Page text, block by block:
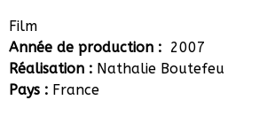
Film
Année de production : 2007
Réalisation : Nathalie Boutefeu
Pays : France